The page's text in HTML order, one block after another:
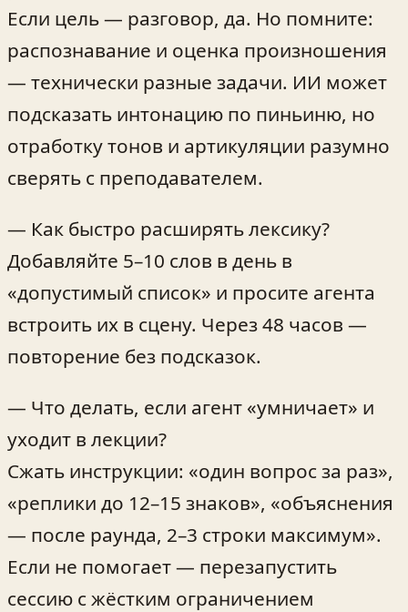
Если цель — разговор, да. Но помните:
распознавание и оценка произношения
— технически разные задачи. ИИ может
подсказать интонацию по пиньиню, но
отработку тонов и артикуляции разумно
сверять с преподавателем.
— Как быстро расширять лексику?
Добавляйте 5–10 слов в день в
«допустимый список» и просите агента
встроить их в сцену. Через 48 часов —
повторение без подсказок.
— Что делать, если агент «умничает» и
уходит в лекции?
Сжать инструкции: «один вопрос за раз»,
«реплики до 12–15 знаков», «объяснения
— после раунда, 2–3 строки максимум».
Если не помогает — перезапустить
сессию с жёстким ограничением